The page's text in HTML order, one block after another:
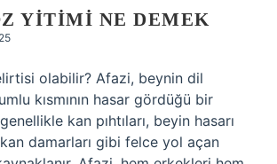
YITIMI NE DEMEK
olabilir? Afazi, beynin dil
kısmının hasar gördüğü bir
kan pıhtıları, beyin hasarı
kan damarları gibi felce yol açan